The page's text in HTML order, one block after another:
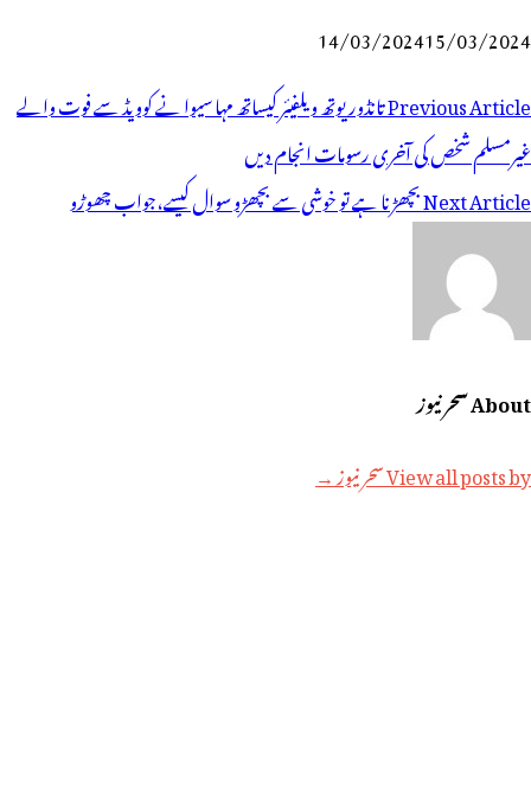
14/03/202415/03/2024
پوسٹوں
کی
نیویگیشن
Previous Articleتانڈور یوتھ ویلفیئر کیساتھ مہا سیوا نے کوویڈ سے فوت والے
غیرمسلم شخص کی آخری رسومات انجام دیں
Next Articleبچھڑنا ہے تو خوشی سے بچھڑو سوال کیسے،جواب چھوڑو
About سحر نیوز
View all posts by سحر نیوز →